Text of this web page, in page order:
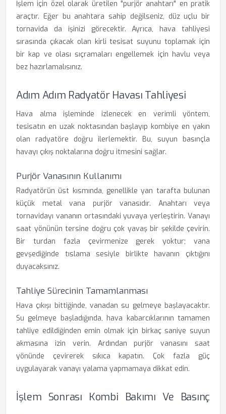
İşlem için özel olarak üretilen "purjör anahtarı" en pratik
araçtır. Eğer bu anahtara sahip değilseniz, düz uçlu bir
tornavida da işinizi görecektir. Ayrıca, hava tahliyesi
sırasında çıkacak olan kirli tesisat suyunu toplamak için
bir kap ve olası sıçramaları engellemek için havlu veya
bez hazırlamalısınız.
Adım Adım Radyatör Havası Tahliyesi
Hava alma işleminde izlenecek en verimli yöntem,
tesisatın en uzak noktasından başlayıp kombiye en yakın
olan radyatöre doğru ilerlemektir. Bu, suyun basınçla
havayı çıkış noktalarına doğru itmesini sağlar.
Purjör Vanasının Kullanımı
Radyatörün üst kısmında, genellikle yan tarafta bulunan
küçük metal vana purjör vanasıdır. Anahtarı veya
tornavidayı vananın ortasındaki yuvaya yerleştirin. Vanayı
saat yönünün tersine doğru çok yavaş bir şekilde çevirin.
Bir turdan fazla çevirmenize gerek yoktur; vana
gevşediğinde tıslama sesiyle birlikte havanın çıktığını
duyacaksınız.
Tahliye Sürecinin Tamamlanması
Hava çıkışı bittiğinde, vanadan su gelmeye başlayacaktır.
Su gelmeye başladığında, hava kabarcıklarının tamamen
tahliye edildiğinden emin olmak için birkaç saniye suyun
akmasına izin verin. Ardından purjör vanasını saat
yönünde çevirerek sıkıca kapatın. Çok fazla güç
uygulayarak vanayı yalama yapmamaya dikkat edin.
İşlem Sonrası Kombi Bakımı Ve Basınç